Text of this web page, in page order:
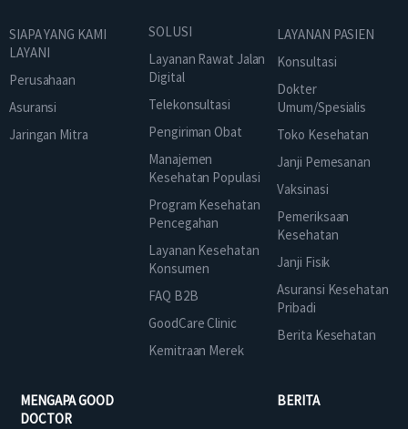
SIAPA YANG KAMI
LAYANI
Perusahaan
Asuransi
Jaringan Mitra
SOLUSI
Layanan Rawat Jalan
Digital
Telekonsultasi
Pengiriman Obat
Manajemen
Kesehatan Populasi
Program Kesehatan
Pencegahan
Layanan Kesehatan
Konsumen
FAQ B2B
GoodCare Clinic
Kemitraan Merek
LAYANAN PASIEN
Konsultasi
Dokter
Umum/Spesialis
Toko Kesehatan
Janji Pemesanan
Vaksinasi
Pemeriksaan
Kesehatan
Janji Fisik
Asuransi Kesehatan
Pribadi
Berita Kesehatan
MENGAPA GOOD
DOCTOR
BERITA